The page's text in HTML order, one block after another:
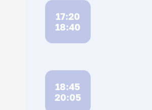
17:20
18:40
18:45
20:05